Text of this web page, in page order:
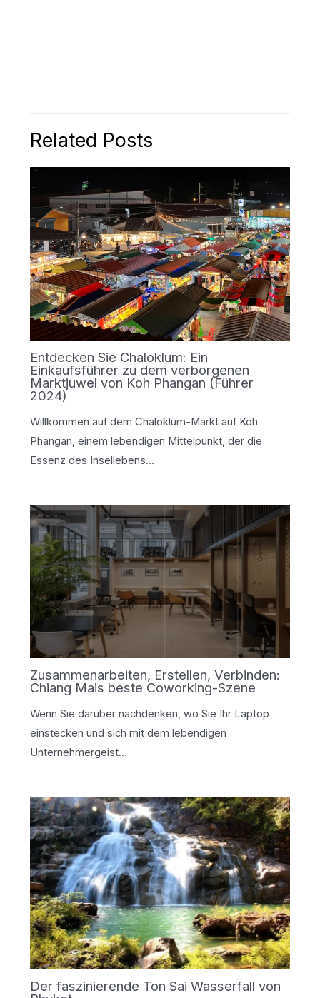
Related Posts
Entdecken Sie Chaloklum: Ein
Einkaufsführer zu dem verborgenen
Marktjuwel von Koh Phangan (Führer
2024)
Willkommen auf dem Chaloklum-Markt auf Koh
Phangan, einem lebendigen Mittelpunkt, der die
Essenz des Insellebens…
Zusammenarbeiten, Erstellen, Verbinden:
Chiang Mais beste Coworking-Szene
Wenn Sie darüber nachdenken, wo Sie Ihr Laptop
einstecken und sich mit dem lebendigen
Unternehmergeist…
Der faszinierende Ton Sai Wasserfall von